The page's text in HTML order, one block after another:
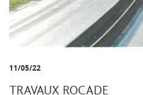
11/05/22
TRAVAUX ROCADE